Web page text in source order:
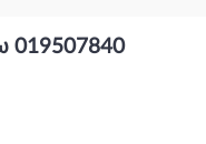
019507840